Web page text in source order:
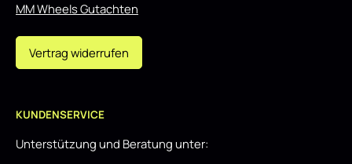
MM Wheels Gutachten
Vertrag widerrufen
KUNDENSERVICE
Unterstützung und Beratung unter: